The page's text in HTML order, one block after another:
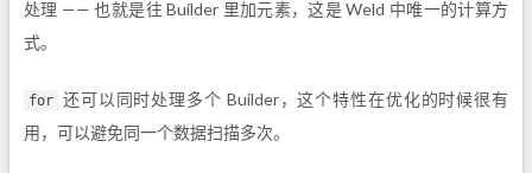
处理 —— 也就是往 Builder 里加元素，这是 Weld 中唯一的计算方
式。
for 还可以同时处理多个 Builder，这个特性在优化的时候很有
用，可以避免同一个数据扫描多次。